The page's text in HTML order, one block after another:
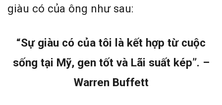
giàu có của ông như sau:
“Sự giàu có của tôi là kết hợp từ cuộc
sống tại Mỹ, gen tốt và Lãi suất kép”. –
Warren Buffett